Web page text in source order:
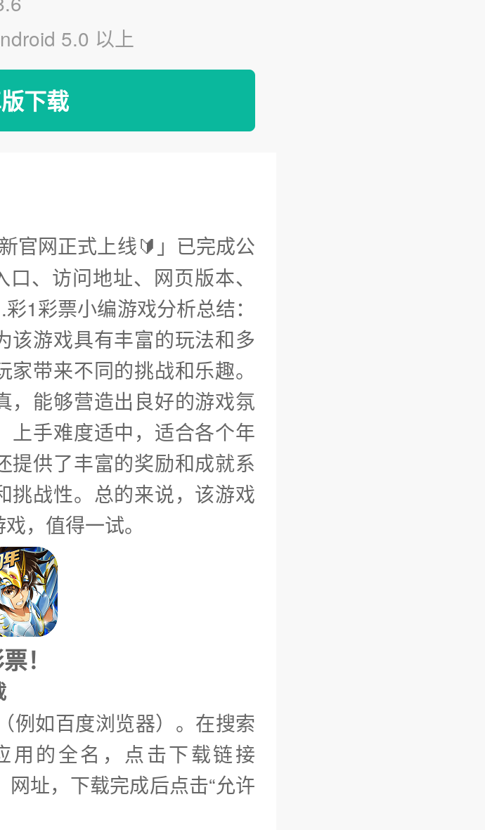
5.0 以上
下载
官网正式上线🔰」已完成公
、访问地址、网页版本、
1彩票小编游戏分析总结：
该游戏具有丰富的玩法和多
带来不同的挑战和乐趣。
，能够营造出良好的游戏氛
上手难度适中，适合各个年
提供了丰富的奖励和成就系
挑战性。总的来说，该游戏
，值得一试。
！
例如百度浏览器）。在搜索
用的全名，点击下载链接
网址，下载完成后点击“允许